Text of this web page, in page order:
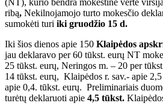
ribą, Nekilnojamojo turto mokesčio
sumokėti turi iki gruodžio 15 d.
Iki šios dienos apie 150 Klaipėdos
jau deklaravo per 60 tūkst. eurų NT
25 tūkst. eurų, Neringos m. – 20 per
14 tūkst. eurų, Klaipėdos r. sav.- apie
apie 0,4. tūkst. eurų. Preliminariais
turėtų deklaruoti apie 4,5 tūkst.